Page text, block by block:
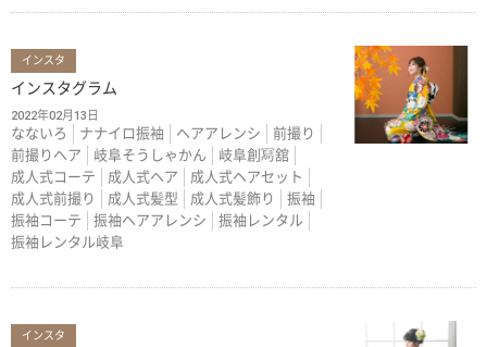
インスタ
インスタグラム
2022年02月13日
なないろ ナナイロ振袖 ヘアアレンシ
前撮り
前撮りヘア
岐阜そうしゃかん
岐阜創冩舘
成人式コーテ
成人式ヘア
成人式ヘアセット
成人式前撮り
成人式髪型 成人式髪飾り
振袖
振袖コーテ
振袖ヘアアレンシ
振袖レンタル
振袖レンタル岐阜
インスタ